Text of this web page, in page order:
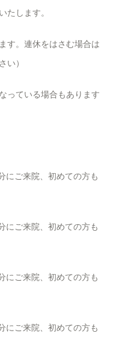
たします。
す。連休をはさむ場合は
い）
っている場合もあります
にご来院、初めての方も
にご来院、初めての方も
にご来院、初めての方も
にご来院、初めての方も